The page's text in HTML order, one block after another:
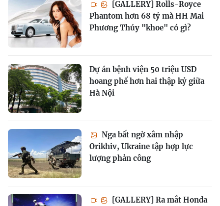
[GALLERY] Rolls-Royce
Phantom hơn 68 tỷ mà HH Mai
Phương Thúy "khoe" có gì?
Dự án bệnh viện 50 triệu USD
hoang phế hơn hai thập kỷ giữa
Hà Nội
Nga bất ngờ xâm nhập
Orikhiv, Ukraine tập hợp lực
lượng phản công
[GALLERY] Ra mắt Honda